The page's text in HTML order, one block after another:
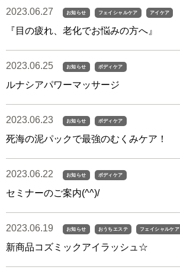
2023.06.27 お知らせ フェイシャルケア アイケア
『目の疲れ、老化でお悩みの方へ』
2023.06.25 お知らせ ボディケア
ルナシアパワーマッサージ
2023.06.23 お知らせ ボディケア
死海の泥パックで最強のむくみケア！
2023.06.22 お知らせ ボディケア
セミナーのご案内(^^)/
2023.06.19 お知らせ おうちエステ フェイシャルケア
新商品コズミックアイラッシュ☆